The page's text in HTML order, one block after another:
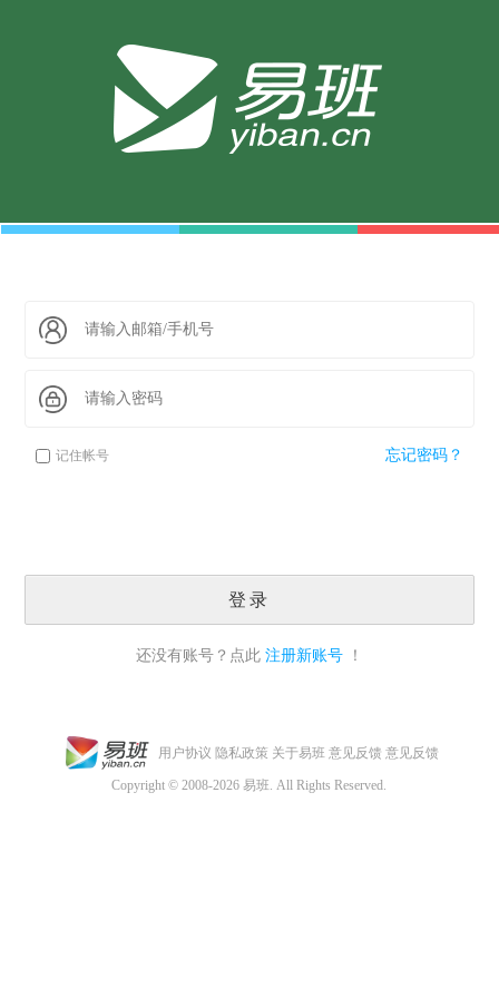
记住帐号 忘记密码？
登录
还没有账号？点此 注册新账号 ！
用户协议 隐私政策 关于易班 意见反馈 意见反馈
Copyright © 2008-2026 易班. All Rights Reserved.